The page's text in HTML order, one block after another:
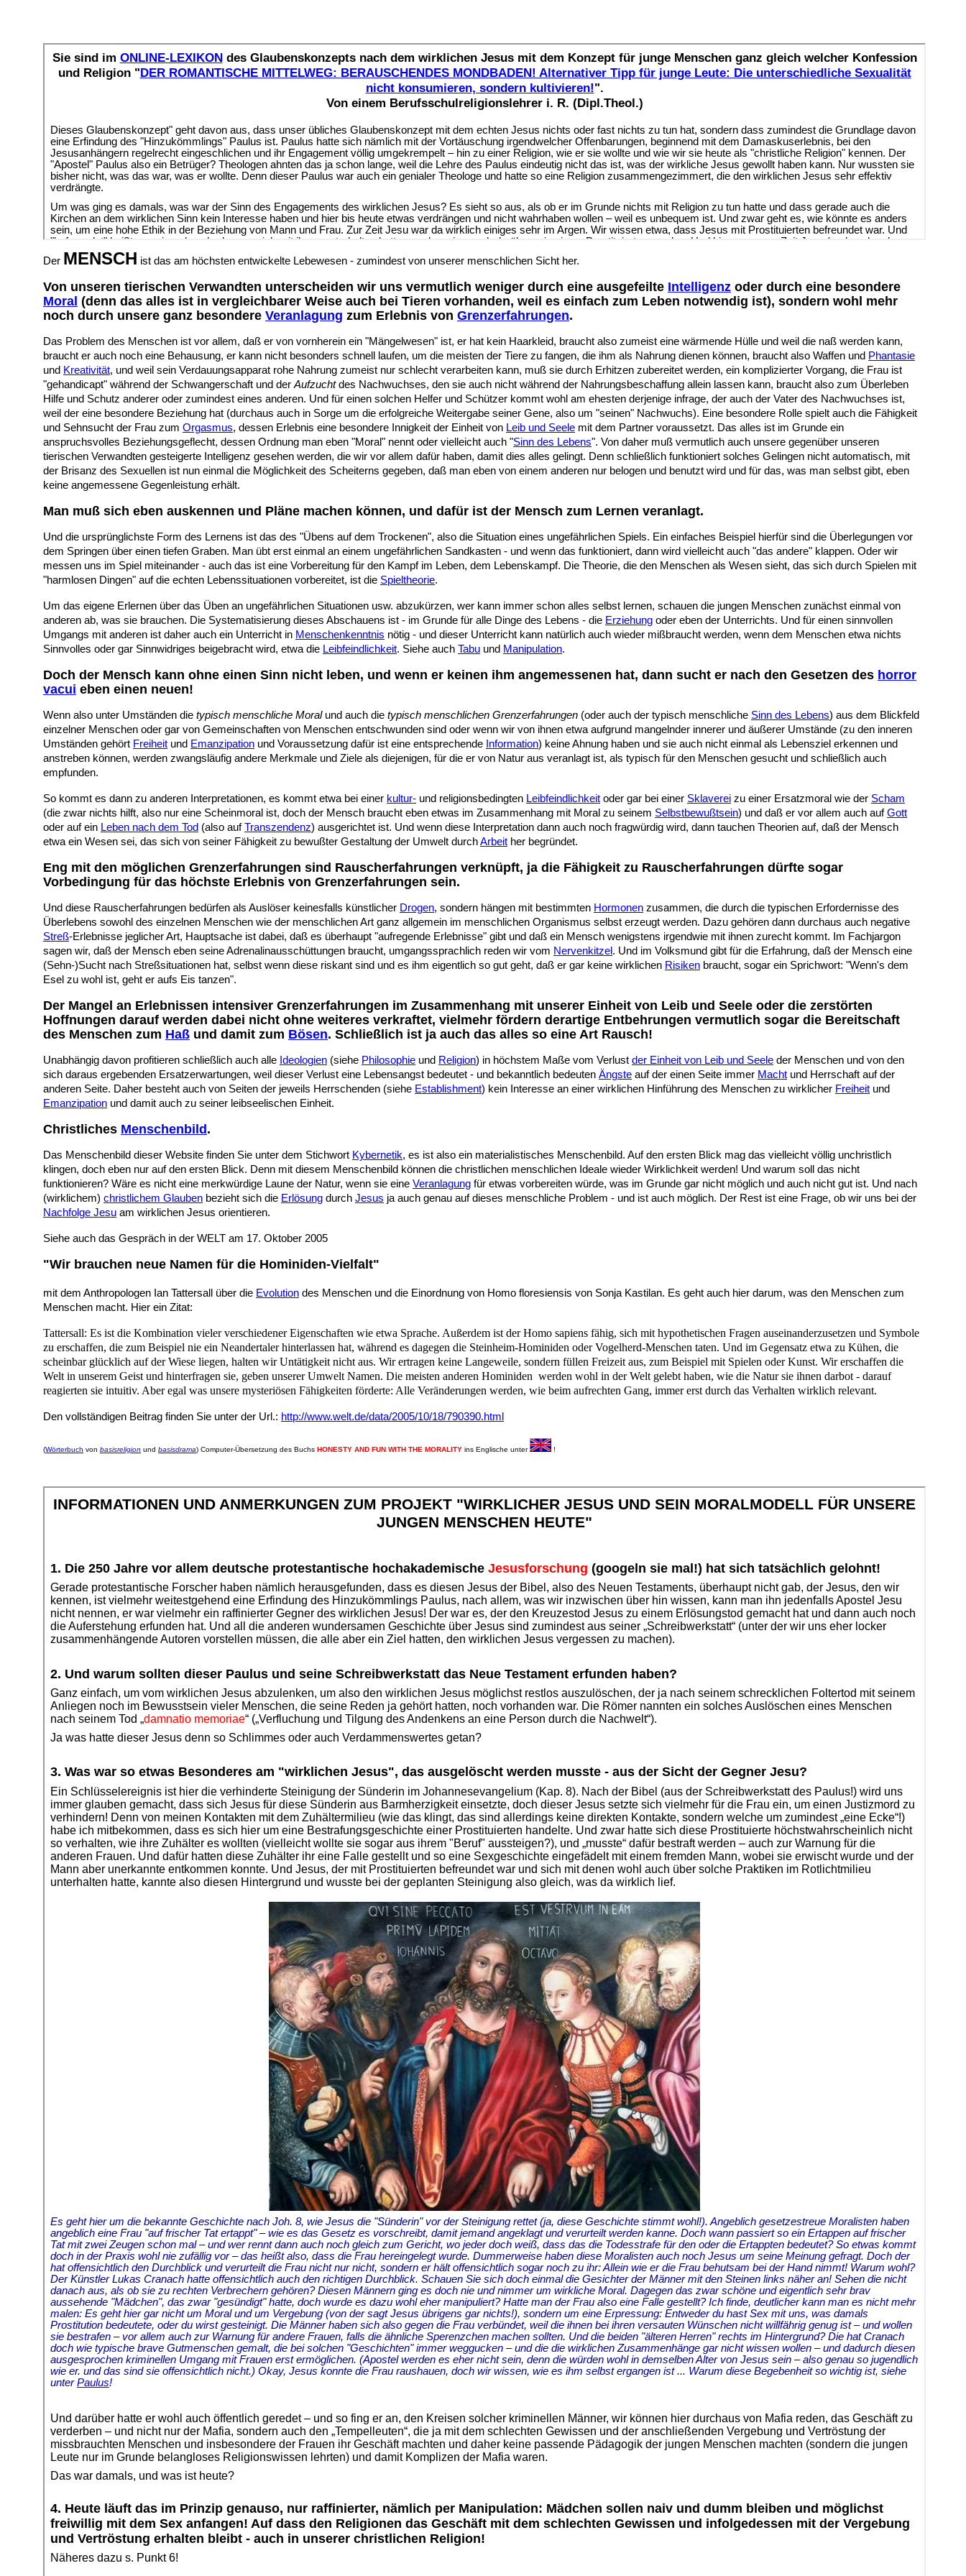
Der MENSCH ist das am höchsten entwickelte Lebewesen - zumindest von unserer menschlichen Sicht her.
Von unseren tierischen Verwandten unterscheiden wir uns vermutlich weniger durch eine ausgefeilte Intelligenz oder durch eine besondere
Moral (denn das alles ist in vergleichbarer Weise auch bei Tieren vorhanden, weil es einfach zum Leben notwendig ist), sondern wohl mehr
noch durch unsere ganz besondere Veranlagung zum Erlebnis von Grenzerfahrungen.
Das Problem des Menschen ist vor allem, daß er von vornherein ein "Mängelwesen" ist, er hat kein Haarkleid, braucht also zumeist eine wärmende Hülle und weil die naß werden kann,
braucht er auch noch eine Behausung, er kann nicht besonders schnell laufen, um die meisten der Tiere zu fangen, die ihm als Nahrung dienen können, braucht also Waffen und Phantasie
und Kreativität, und weil sein Verdauungsapparat rohe Nahrung zumeist nur schlecht verarbeiten kann, muß sie durch Erhitzen zubereitet werden, ein komplizierter Vorgang, die Frau ist
"gehandicapt" während der Schwangerschaft und der Aufzuchtdes Nachwuchses, den sie auch nicht während der Nahrungsbeschaffung allein lassen kann, braucht also zum Überleben
Hilfe und Schutz anderer oder zumindest eines anderen. Und für einen solchen Helfer und Schützer kommt wohl am ehesten derjenige infrage, der auch der Vater des Nachwuchses ist,
weil der eine besondere Beziehung hat (durchaus auch in Sorge um die erfolgreiche Weitergabe seiner Gene, also um "seinen" Nachwuchs). Eine besondere Rolle spielt auch die Fähigkeit
und Sehnsucht der Frau zum Orgasmus, dessen Erlebnis eine besondere Innigkeit der Einheit von Leib und Seele mit dem Partner voraussetzt. Das alles ist im Grunde ein
anspruchsvolles Beziehungsgeflecht, dessen Ordnung man eben "Moral" nennt oder vielleicht auch "Sinn des Lebens". Von daher muß vermutlich auch unsere gegenüber unseren
tierischen Verwandten gesteigerte Intelligenz gesehen werden, die wir vor allem dafür haben, damit dies alles gelingt. Denn schließlich funktioniert solches Gelingen nicht automatisch, mit
der Brisanz des Sexuellen ist nun einmal die Möglichkeit des Scheiterns gegeben, daß man eben von einem anderen nur belogen und benutzt wird und für das, was man selbst gibt, eben
keine angemessene Gegenleistung erhält.
Man muß sich eben auskennen und Pläne machen können, und dafür ist der Mensch zum Lernen veranlagt.
Und die ursprünglichste Form des Lernens ist das des "Übens auf dem Trockenen", also die Situation eines ungefährlichen Spiels. Ein einfaches Beispiel hierfür sind die Überlegungen vor
dem Springen über einen tiefen Graben. Man übt erst einmal an einem ungefährlichen Sandkasten - und wenn das funktioniert, dann wird vielleicht auch "das andere" klappen. Oder wir
messen uns im Spiel miteinander - auch das ist eine Vorbereitung für den Kampf im Leben, dem Lebenskampf. Die Theorie, die den Menschen als Wesen sieht, das sich durch Spielen mit
"harmlosen Dingen" auf die echten Lebenssituationen vorbereitet, ist die Spieltheorie.
Um das eigene Erlernen über das Üben an ungefährlichen Situationen usw. abzukürzen, wer kann immer schon alles selbst lernen, schauen die jungen Menschen zunächst einmal von
anderen ab, was sie brauchen. Die Systematisierung dieses Abschauens ist - im Grunde für alle Dinge des Lebens - die Erziehung oder eben der Unterrichts. Und für einen sinnvollen
Umgangs mit anderen ist daher auch ein Unterricht in Menschenkenntnis nötig - und dieser Unterricht kann natürlich auch wieder mißbraucht werden, wenn dem Menschen etwa nichts
Sinnvolles oder gar Sinnwidriges beigebracht wird, etwa die Leibfeindlichkeit. Siehe auch Tabu und Manipulation.
Doch der Mensch kann ohne einen Sinn nicht leben, und wenn er keinen ihm angemessenen hat, dann sucht er nach den Gesetzen des horror
vacui eben einen neuen!
Wenn also unter Umständen die typisch menschliche Moralund auch die typisch menschlichen Grenzerfahrungen (oder auch der typisch menschliche Sinn des Lebens) aus dem Blickfeld
einzelner Menschen oder gar von Gemeinschaften von Menschen entschwunden sind oder wenn wir von ihnen etwa aufgrund mangelnder innerer und äußerer Umstände (zu den inneren
Umständen gehört Freiheit und Emanzipation und Voraussetzung dafür ist eine entsprechende Information) keine Ahnung haben und sie auch nicht einmal als Lebensziel erkennen und
anstreben können, werden zwangsläufig andere Merkmale und Ziele als diejenigen, für die er von Natur aus veranlagt ist, als typisch für den Menschen gesucht und schließlich auch
empfunden.
So kommt es dann zu anderen Interpretationen, es kommt etwa bei einer kultur- und religionsbedingten Leibfeindlichkeit oder gar bei einer Sklaverei zu einer Ersatzmoral wie der Scham
(die zwar nichts hilft, also nur eine Scheinmoral ist, doch der Mensch braucht eben etwas im Zusammenhang mit Moral zu seinem Selbstbewußtsein) und daß er vor allem auch aufGott
oder auf ein Leben nach dem Tod (also aufTranszendenz) ausgerichtet ist. Und wenn diese Interpretation dann auch noch fragwürdig wird, dann tauchen Theorien auf, daß der Mensch
etwa ein Wesen sei, das sich von seiner Fähigkeit zu bewußter Gestaltung der Umwelt durchArbeit her begründet.
Eng mit den möglichen Grenzerfahrungen sind Rauscherfahrungen verknüpft, ja die Fähigkeit zu Rauscherfahrungen dürfte sogar
Vorbedingung für das höchste Erlebnis von Grenzerfahrungen sein.
Und diese Rauscherfahrungen bedürfen als Auslöser keinesfalls künstlicher Drogen, sondern hängen mit bestimmten Hormonen zusammen, die durch die typischen Erfordernisse des
Überlebens sowohl des einzelnen Menschen wie der menschlichen Art ganz allgemein im menschlichen Organismus selbst erzeugt werden. Dazu gehören dann durchaus auch negative
Streß-Erlebnisse jeglicher Art, Hauptsache ist dabei, daß es überhaupt "aufregende Erlebnisse" gibt und daß ein Mensch wenigstens irgendwie mit ihnen zurecht kommt. Im Fachjargon
sagen wir, daß der Mensch eben seine Adrenalinausschüttungen braucht, umgangssprachlich reden wir vom Nervenkitzel . Und im Volksmund gibt für die Erfahrung, daß der Mensch eine
(Sehn-)Sucht nach Streßsituationen hat, selbst wenn diese riskant sind und es ihm eigentlich so gut geht, daß er gar keine wirklichen Risiken braucht, sogar ein Sprichwort: "Wenn's dem
Esel zu wohl ist, geht er aufs Eis tanzen".
Der Mangel an Erlebnissen intensiver Grenzerfahrungen im Zusammenhang mit unserer Einheit von Leib und Seele oder die zerstörten
Hoffnungen darauf werden dabei nicht ohne weiteres verkraftet, vielmehr fördern derartige Entbehrungen vermutlich sogar die Bereitschaft
des Menschen zum Haß und damit zum Bösen. Schließlich ist ja auch das alles so eine Art Rausch!
Unabhängig davon profitieren schließlich auch alle Ideologien (siehe Philosophie und Religion) in höchstem Maße vom Verlust der Einheit von Leib und Seele der Menschen und von den
sich daraus ergebenden Ersatzerwartungen, weil dieser Verlust eine Lebensangst bedeutet - und bekanntlich bedeuten Ängste auf der einen Seite immer Macht und Herrschaft auf der
anderen Seite. Daher besteht auch von Seiten der jeweils Herrschenden (siehe Establishment) kein Interesse an einer wirklichen Hinführung des Menschen zu wirklicher Freiheit und
Emanzipation und damit auch zu seiner leibseelischen Einheit.
Christliches Menschenbild .
Das Menschenbild dieser Website finden Sie unter dem Stichwort Kybernetik, es ist also ein materialistisches Menschenbild. Auf den ersten Blick mag das vielleicht völlig unchristlich
klingen, doch eben nur auf den ersten Blick. Denn mit diesem Menschenbild können die christlichen menschlichen Ideale wieder Wirklichkeit werden! Und warum soll das nicht
funktionieren? Wäre es nicht eine merkwürdige Laune der Natur, wenn sie eine Veranlagung für etwas vorbereiten würde, was im Grunde gar nicht möglich und auch nicht gut ist. Und nach
(wirklichem) christlichem Glauben bezieht sich die Erlösung durch Jesus ja auch genau auf dieses menschliche Problem - und ist auch möglich. Der Rest ist eine Frage, ob wir uns bei der
Nachfolge Jesu am wirklichen Jesus orientieren.
Siehe auch das Gespräch in der WELT am 17. Oktober 2005
"Wir brauchen neue Namen für die Hominiden-Vielfalt"
mit dem Anthropologen Ian Tattersall über die Evolution des Menschen und die Einordnung von Homo floresiensis von Sonja Kastilan. Es geht auch hier darum, was den Menschen zum
Menschen macht. Hier ein Zitat:
Tattersall: Es ist die Kombination vieler verschiedener Eigenschaften wie etwa Sprache. Außerdem ist der Homo sapiens fähig, sich mit hypothetischen Fragen auseinanderzusetzen und Symbole
zu erschaffen, die zum Beispiel nie ein Neandertaler hinterlassen hat, während es dagegen die Steinheim-Hominiden oder Vogelherd-Menschen taten. Und im Gegensatz etwa zu Kühen, die
scheinbar glücklich auf der Wiese liegen, halten wir Untätigkeit nicht aus. Wir ertragen keine Langeweile, sondern füllen Freizeit aus, zum Beispiel mit Spielen oder Kunst. Wir erschaffen die
Welt in unserem Geist und hinterfragen sie, geben unserer Umwelt Namen. Die meisten anderen Hominiden werden wohl in der Welt gelebt haben, wie die Natur sie ihnen darbot - darauf
reagierten sie intuitiv. Aber egal was unsere mysteriösen Fähigkeiten förderte: Alle Veränderungen werden, wie beim aufrechten Gang, immer erst durch das Verhalten wirklich relevant.
Den vollständigen Beitrag finden Sie unter der Url.: http://www.welt.de/data/2005/10/18/790390.html
(Wörterbuch von basisreligion und basisdrama) Computer-Übersetzung des Buchs HONESTY AND FUN WITH THE MORALITY ins Englische unter !